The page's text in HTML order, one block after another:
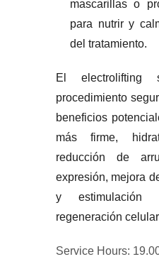
mascarillas o
para nutrir y
del tratamiento.
El electrolifting
procedimiento
beneficios
más firme,
reducción de
expresión, mejora
y estimulación
regeneración
Service Hours: